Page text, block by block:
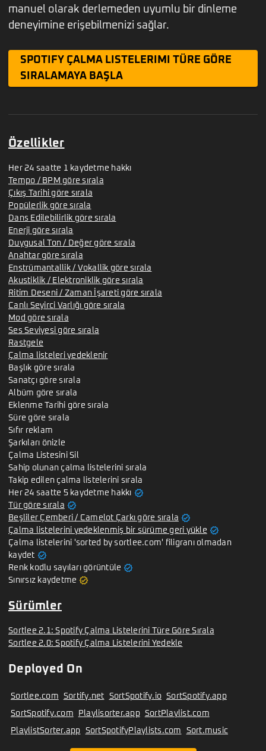
manuel olarak derlemeden uyumlu bir dinleme
deneyimine erişebilmenizi sağlar.
SPOTIFY ÇALMA LISTELERIMI TÜRE GÖRE
SIRALAMAYA BAŞLA
Özellikler
Her 24 saatte 1 kaydetme hakkı
Tempo / BPM göre sırala
Çıkış Tarihi göre sırala
Popülerlik göre sırala
Dans Edilebilirlik göre sırala
Enerji göre sırala
Duygusal Ton / Değer göre sırala
Anahtar göre sırala
Enstrümantallik / Vokallik göre sırala
Akustiklik / Elektroniklik göre sırala
Ritim Deseni / Zaman İşareti göre sırala
Canlı Seyirci Varlığı göre sırala
Mod göre sırala
Ses Seviyesi göre sırala
Rastgele
Çalma listeleri yedeklenir
Başlık göre sırala
Sanatçı göre sırala
Albüm göre sırala
Eklenme Tarihi göre sırala
Süre göre sırala
Sıfır reklam
Şarkıları önizle
Çalma Listesini Sil
Sahip olunan çalma listelerini sırala
Takip edilen çalma listelerini sırala
Her 24 saatte 5 kaydetme hakkı verified
Tür göre sırala verified
Beşliler Çemberi / Camelot Çarkı göre sırala verified
Çalma listelerini yedeklenmiş bir sürüme geri yükle verified
Çalma listelerini 'sorted by sortlee.com' filigranı olmadan
kaydet verified
Renk kodlu sayıları görüntüle verified
Sınırsız kaydetme verified
Sürümler
Sortlee 2.1: Spotify Çalma Listelerini Türe Göre Sırala
Sortlee 2.0: Spotify Çalma Listelerini Yedekle
Deployed On
Sortlee.com Sortify.net SortSpotify.io SortSpotify.app
SortSpotify.com Playlisorter.app SortPlaylist.com
PlaylistSorter.app SortSpotifyPlaylists.com Sort.music